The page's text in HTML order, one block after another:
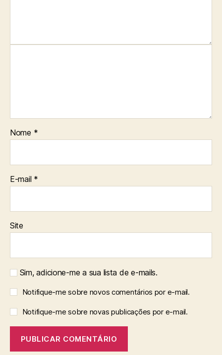
Nome *
E-mail *
Site
Sim, adicione-me a sua lista de e-mails.
Notifique-me sobre novos comentários por e-mail.
Notifique-me sobre novas publicações por e-mail.